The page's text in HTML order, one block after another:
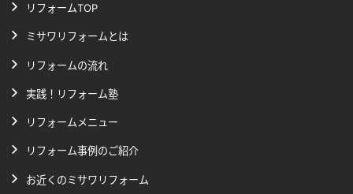
リフォームTOP
ミサワリフォームとは
リフォームの流れ
実践！リフォーム塾
リフォームメニュー
リフォーム事例のご紹介
お近くのミサワリフォーム